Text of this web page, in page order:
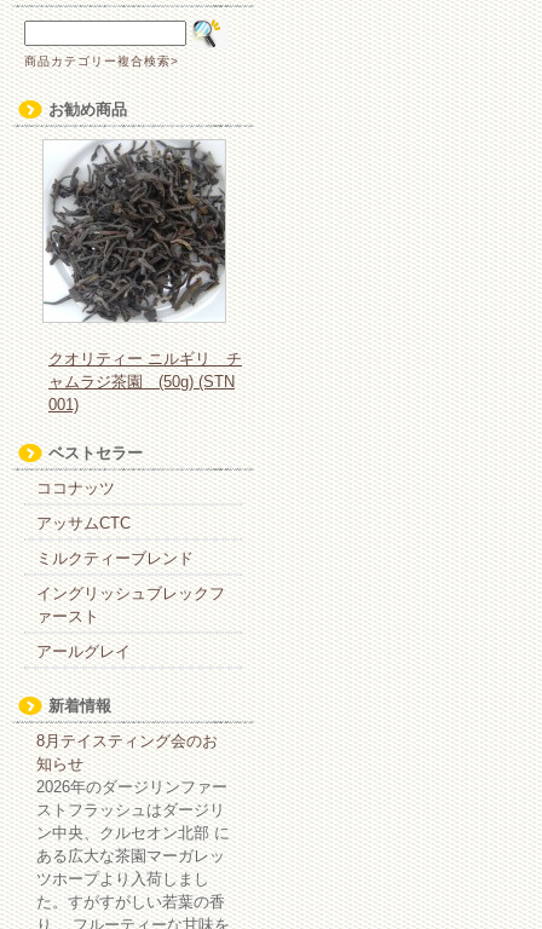
商品カテゴリー複合検索>
お勧め商品
クオリティー ニルギリ チ
ャムラジ茶園 (50g) (STN
001)
ベストセラー
ココナッツ
アッサムCTC
ミルクティーブレンド
イングリッシュブレックフ
ァースト
アールグレイ
新着情報
8月テイスティング会のお
知らせ
2026年のダージリンファー
ストフラッシュはダージリ
ン中央、クルセオン北部 に
ある広大な茶園マーガレッ
ツホープより入荷しまし
た。すがすがしい若葉の香
り、 フルーティーな甘味を